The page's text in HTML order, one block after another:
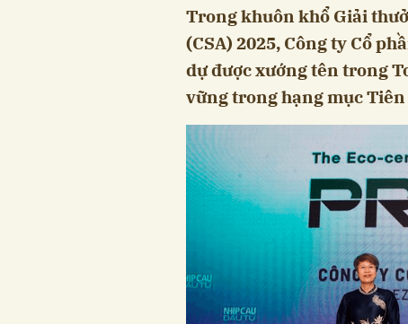
Trong khuôn khổ Giải
(CSA) 2025, Công ty Cổ
dự được xướng tên trong
vững trong hạng mục